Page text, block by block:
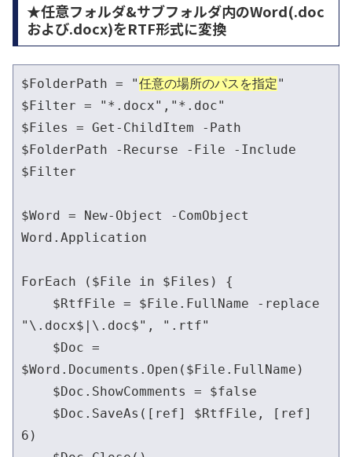
★任意フォルダ&サブフォルダ内のWord(.doc
および.docx)をRTF形式に変換
$FolderPath = "任意の場所のパスを指定"
$Filter = "*.docx","*.doc"
$Files = Get-ChildItem -Path
$FolderPath -Recurse -File -Include
$Filter
$Word = New-Object -ComObject
Word.Application
ForEach ($File in $Files) {
"\.docx$|\.doc$", ".rtf"
$Word.Documents.Open($File.FullName)
6)